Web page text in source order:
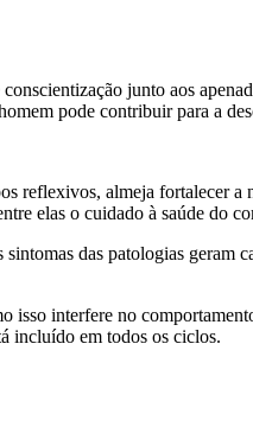
junto aos
pode contribuir para a
reflexivos, almeja fortalecer a
elas o cuidado à saúde do
das patologias geram
isso interfere no
incluído em todos os ciclos.